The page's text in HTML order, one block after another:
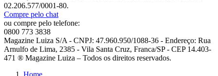
02.206.577/0001-80.
Compre pelo chat
ou compre pelo telefone:
0800 773 3838
Magazine Luiza S/A - CNPJ: 47.960.950/1088-36 - Endereço: Rua
Arnulfo de Lima, 2385 - Vila Santa Cruz, Franca/SP - CEP 14.403-
471 ® Magazine Luiza – Todos os direitos reservados.
Home